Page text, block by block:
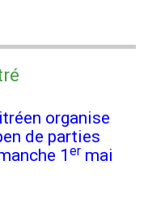
organise
de parties
1 er mai